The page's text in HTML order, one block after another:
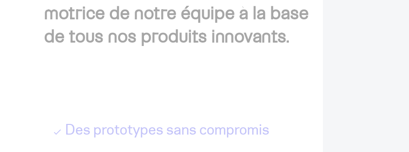
motrice de notre équipe à la base
de tous nos produits innovants.
Des prototypes sans compromis